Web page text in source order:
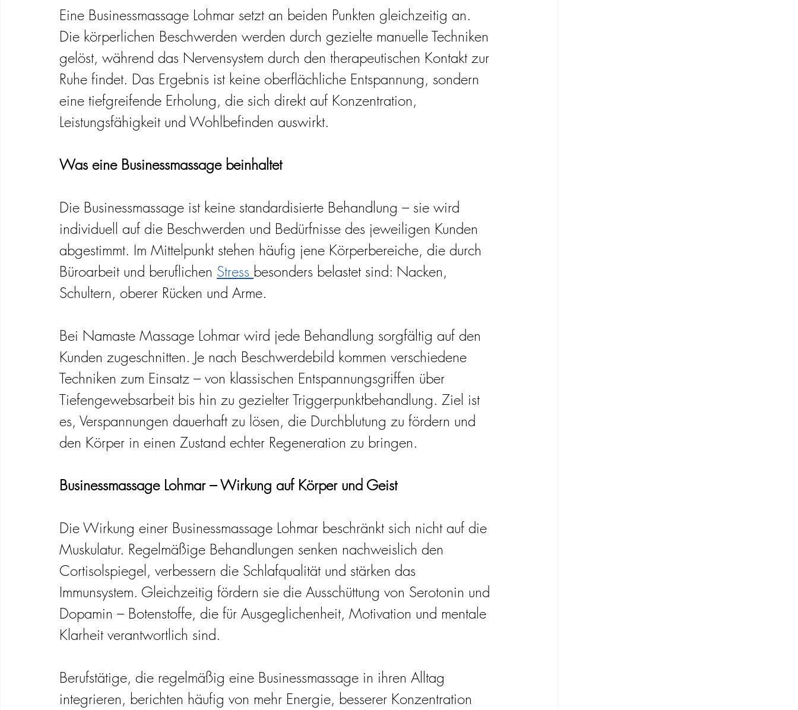
Eine Businessmassage Lohmar setzt an beiden Punkten gleichzeitig an.
Die körperlichen Beschwerden werden durch gezielte manuelle Techniken
gelöst, während das Nervensystem durch den therapeutischen Kontakt zur
Ruhe findet. Das Ergebnis ist keine oberflächliche Entspannung, sondern
eine tiefgreifende Erholung, die sich direkt auf Konzentration,
Leistungsfähigkeit und Wohlbefinden auswirkt.
Was eine Businessmassage beinhaltet
Die Businessmassage ist keine standardisierte Behandlung – sie wird
individuell auf die Beschwerden und Bedürfnisse des jeweiligen Kunden
abgestimmt. Im Mittelpunkt stehen häufig jene Körperbereiche, die durch
Büroarbeit und beruflichen Stress besonders belastet sind: Nacken,
Schultern, oberer Rücken und Arme.
Bei Namaste Massage Lohmar wird jede Behandlung sorgfältig auf den
Kunden zugeschnitten. Je nach Beschwerdebild kommen verschiedene
Techniken zum Einsatz – von klassischen Entspannungsgriffen über
Tiefengewebsarbeit bis hin zu gezielter Triggerpunktbehandlung. Ziel ist
es, Verspannungen dauerhaft zu lösen, die Durchblutung zu fördern und
den Körper in einen Zustand echter Regeneration zu bringen.
Businessmassage Lohmar – Wirkung auf Körper und Geist
Die Wirkung einer Businessmassage Lohmar beschränkt sich nicht auf die
Muskulatur. Regelmäßige Behandlungen senken nachweislich den
Cortisolspiegel, verbessern die Schlafqualität und stärken das
Immunsystem. Gleichzeitig fördern sie die Ausschüttung von Serotonin und
Dopamin – Botenstoffe, die für Ausgeglichenheit, Motivation und mentale
Klarheit verantwortlich sind.
Berufstätige, die regelmäßig eine Businessmassage in ihren Alltag
integrieren, berichten häufig von mehr Energie, besserer Konzentration